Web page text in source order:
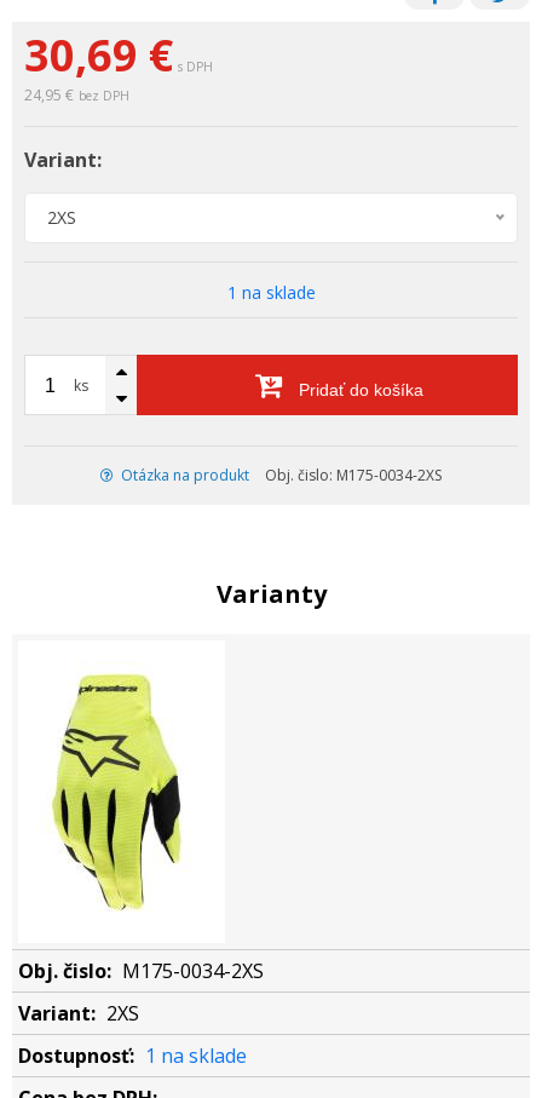
30,69 € s DPH
24,95 € bez DPH
Variant:
2XS
1 na sklade
ks Pridať do košíka
Otázka na produkt Obj. čislo: M175-0034-2XS
Varianty
M175-0034-2XS
2XS
1 na sklade